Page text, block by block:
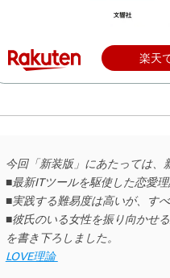
楽天
今回「新装版」にあたっては、
■最新ITツールを駆使した恋愛理
■実践する難易度は高いが、す
■彼氏のいる女性を振り向かせ
を書き下ろしました。
LOVE理論